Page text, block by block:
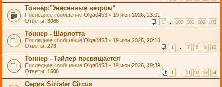
Тоннер:"Унесенные ветром"
Последнее сообщение Olga0453 « 19 июн 2026, 23:01
Ответы: 3068 1 … 100 101 102 103
Тоннер - Шарлотта
Последнее сообщение Olga0453 « 19 июн 2026, 20:18
Ответы: 273 1 … 7 8 9 10
Тоннер - Тайлер посвящается
Последнее сообщение Olga0453 « 19 июн 2026, 19:39
Ответы: 1608 1 … 51 52 53 54
Серия Sinister Circus